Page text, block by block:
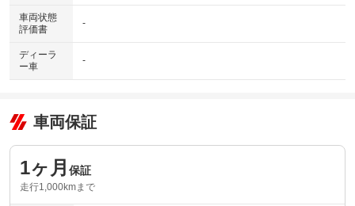
車両状態
評価書
-
ディーラ
ー車
-
車両保証
1ヶ月 保証
走行1,000kmまで